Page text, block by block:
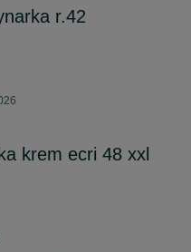
r.42
krem ecri 48 xxl